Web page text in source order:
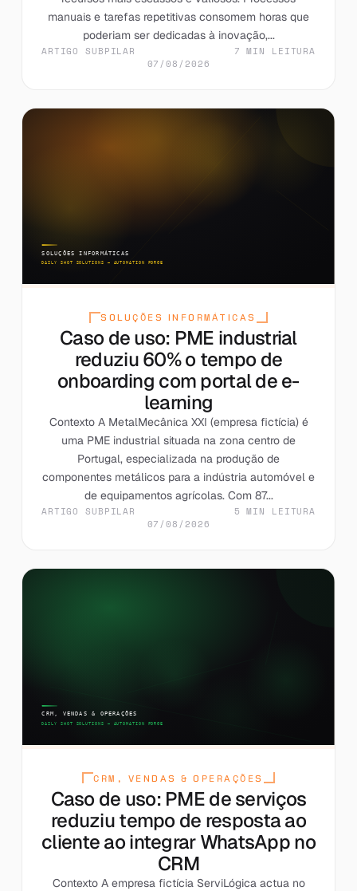
manuais e tarefas repetitivas consomem horas que
poderiam ser dedicadas à inovação,...
ARTIGO SUBPILAR
7 MIN LEITURA
07/08/2026
SOLUÇÕES INFORMÁTICAS
Caso de uso: PME industrial
reduziu 60% o tempo de
onboarding com portal de e-
learning
Contexto A MetalMecânica XXI (empresa fictícia) é
uma PME industrial situada na zona centro de
Portugal, especializada na produção de
componentes metálicos para a indústria automóvel e
de equipamentos agrícolas. Com 87...
ARTIGO SUBPILAR
5 MIN LEITURA
07/08/2026
CRM, VENDAS & OPERAÇÕES
Caso de uso: PME de serviços
reduziu tempo de resposta ao
cliente ao integrar WhatsApp no
CRM
Contexto A empresa fictícia ServiLógica actua no